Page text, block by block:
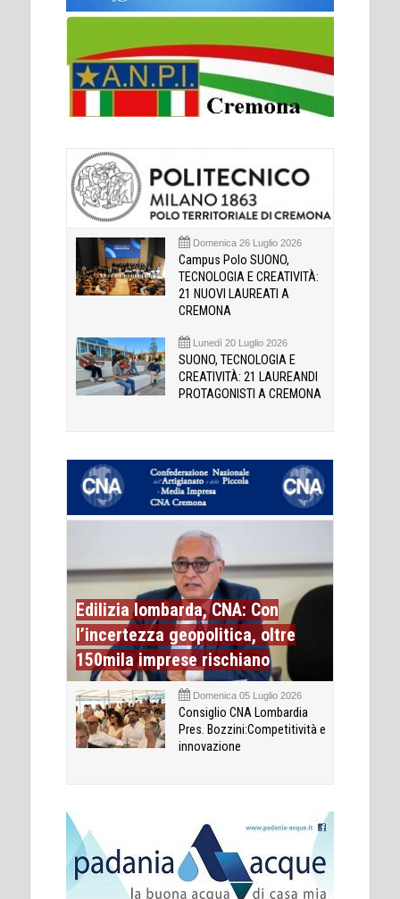
Domenica 26 Luglio 2026
Campus Polo SUONO,
TECNOLOGIA E CREATIVITÀ:
21 NUOVI LAUREATI A
CREMONA
Lunedì 20 Luglio 2026
SUONO, TECNOLOGIA E
CREATIVITÀ: 21 LAUREANDI
PROTAGONISTI A CREMONA
Edilizia lombarda, CNA: Con
l’incertezza geopolitica, oltre
150mila imprese rischiano
Domenica 05 Luglio 2026
Consiglio CNA Lombardia
Pres. Bozzini:Competitività e
innovazione